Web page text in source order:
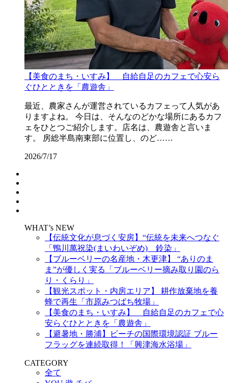
【美食のまち・いすみ】 自給自足のカフェで心安ら
ぐひとときを「農遊舎」
最近、農家さんが運営されているカフェって人気があ
りますよね。 今日は、そんなのどかな場所にあるカフ
ェをひとつご紹介します。店名は、農遊舎と言いま
す。 房総半島南東部に位置し、のど……
2026/7/17
WHAT’s NEW
【伝統文化が息づく安房】“伝統を未来へつなぐ
「鴨川萬祝染(まいわいぞめ) 鈴染」
【ブルーベリーの名産地・木更津】 “ありのま
ま”が優しく実る「ブルーベリー摘み取り園のら
り・くらり」
【観光スポット・内房エリア】 耕作放棄地を養
蜂で再生「市原みつばち牧場」
【美食のまち・いすみ】 自給自足のカフェで心
安らぐひとときを「農遊舎」
【避暑地・勝浦】ビーチの国際環境認証 ブルー
フラッグを連続取得！「興津海水浴場」
CATEGORY
全て